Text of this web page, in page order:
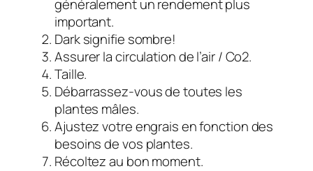
généralement un rendement plus
important.
Dark signifie sombre!
Assurer la circulation de l’air / Co2.
Taille.
Débarrassez-vous de toutes les
plantes mâles.
Ajustez votre engrais en fonction des
besoins de vos plantes.
Récoltez au bon moment.